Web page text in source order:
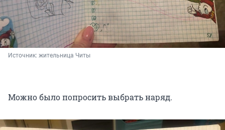
Источник: жительница Читы
Можно было попросить выбрать наряд.